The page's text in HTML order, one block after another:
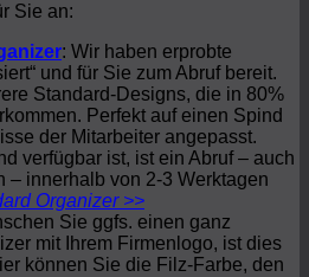
Sie an:
: Wir haben erprobte
und für Sie zum Abruf bereit.
Standard-Designs, die in 80%
Perfekt auf einen Spind
der Mitarbeiter angepasst.
verfügbar ist, ist ein Abruf – auch
– innerhalb von 2-3 Werktagen
Organizer >>
Sie ggfs. einen ganz
mit Ihrem Firmenlogo, ist dies
können Sie die Filz-Farbe, den